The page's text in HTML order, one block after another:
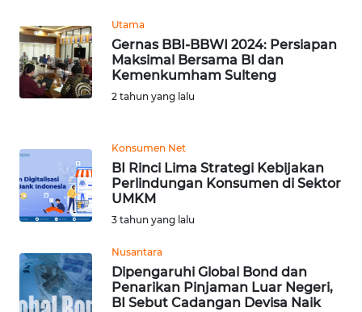
Utama
Gernas BBI-BBWI 2024: Persiapan
Maksimal Bersama BI dan
Kemenkumham Sulteng
2 tahun yang lalu
Konsumen Net
BI Rinci Lima Strategi Kebijakan
Perlindungan Konsumen di Sektor
UMKM
3 tahun yang lalu
Nusantara
Dipengaruhi Global Bond dan
Penarikan Pinjaman Luar Negeri,
BI Sebut Cadangan Devisa Naik
LANGKAT
WN
TAPANULI
SELATAN
TANJUNG
LESUNG
WN
WN
SIMALUNGUN